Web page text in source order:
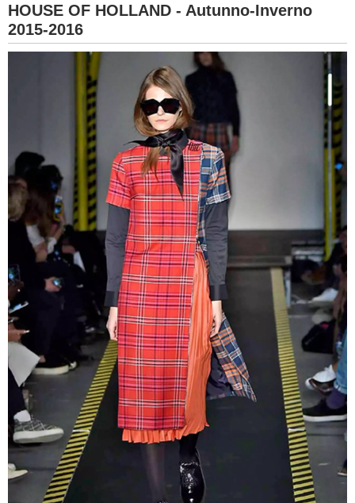
HOUSE OF HOLLAND - Autunno-Inverno
2015-2016